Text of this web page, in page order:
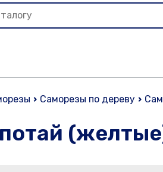
Саморезы по дереву